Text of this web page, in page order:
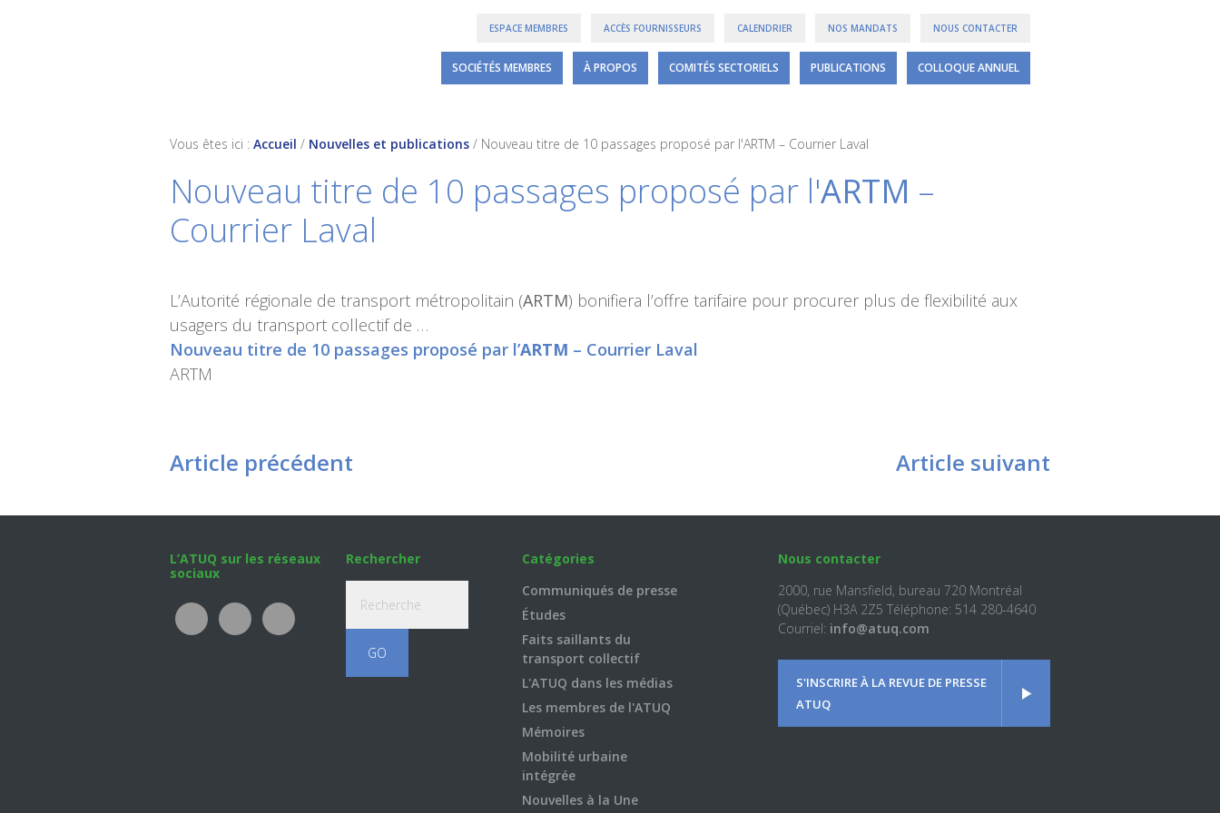
ESPACE MEMBRES ACCÈS FOURNISSEURS CALENDRIER NOS MANDATS NOUS CONTACTER
SOCIÉTÉS MEMBRES À PROPOS COMITÉS SECTORIELS PUBLICATIONS COLLOQUE ANNUEL
Vous êtes ici : Accueil / Nouvelles et publications / Nouveau titre de 10 passages proposé par l'ARTM – Courrier Laval
Nouveau titre de 10 passages proposé par l'ARTM –
Courrier Laval
L’Autorité régionale de transport métropolitain (ARTM) bonifiera l’offre tarifaire pour procurer plus de flexibilité aux
usagers du transport collectif de …
Nouveau titre de 10 passages proposé par l’ARTM – Courrier Laval
ARTM
Article précédent Article suivant
L’ATUQ sur les réseaux
sociaux
Rechercher
Catégories
Communiqués de presse
Études
Faits saillants du
transport collectif
L'ATUQ dans les médias
Les membres de l'ATUQ
Mémoires
Mobilité urbaine
intégrée
Nouvelles à la Une
Nous contacter
2000, rue Mansfield, bureau 720 Montréal
(Québec) H3A 2Z5 Téléphone: 514 280-4640
Courriel: info@atuq.com
S'INSCRIRE À LA REVUE DE PRESSE
ATUQ